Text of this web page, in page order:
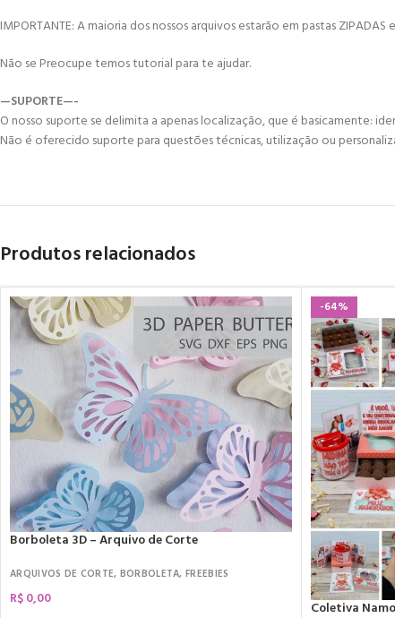
IMPORTANTE: A maioria dos nossos arquivos estarão em pastas
Não se Preocupe temos tutorial para te ajudar.
—SUPORTE—-
O nosso suporte se delimita a apenas localização, que é basicamente:
Não é oferecido suporte para questões técnicas, utilização ou
Produtos relacionados
Borboleta 3D – Arquivo de Corte
ARQUIVOS DE CORTE, BORBOLETA, FREEBIES
R$0,00
-64%
Coletiva